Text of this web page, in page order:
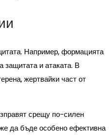
Например, формацията
и атаката. В
жертвайки част от
срещу по-силен
да бъде особено ефективна